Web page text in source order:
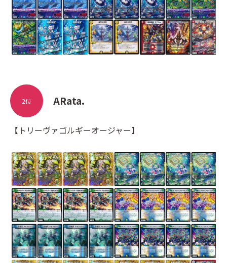
ARata.
2位
【トリーヴァゴルギーオージャー】